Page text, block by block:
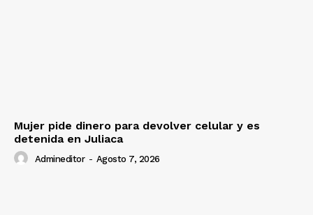
Mujer pide dinero para devolver celular y es
detenida en Juliaca
Admineditor - Agosto 7, 2026